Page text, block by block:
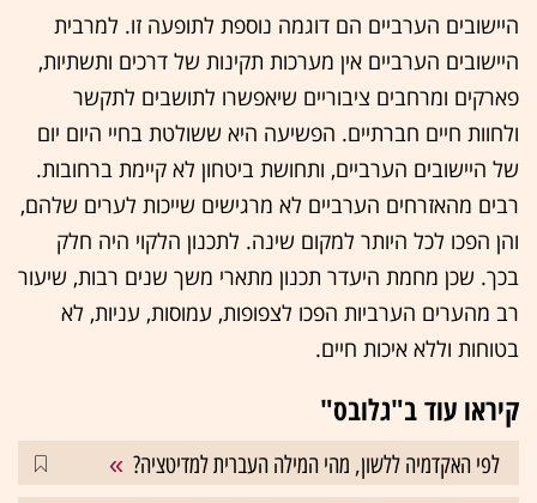
היישובים הערביים הם דוגמה נוספת לתופעה זו. למרבית
היישובים הערביים אין מערכות תקינות של דרכים ותשתיות,
פארקים ומרחבים ציבוריים שיאפשרו לתושבים לתקשר
ולחוות חיים חברתיים. הפשיעה היא ששולטת בחיי היום יום
של היישובים הערביים, ותחושת ביטחון לא קיימת ברחובות.
רבים מהאזרחים הערביים לא מרגישים שייכות לערים שלהם,
והן הפכו לכל היותר למקום שינה. לתכנון הלקוי היה חלק
בכך. שכן מחמת היעדר תכנון מתארי משך שנים רבות, שיעור
רב מהערים הערביות הפכו לצפופות, עמוסות, עניות, לא
בטוחות וללא איכות חיים.
קיראו עוד ב"גלובס"
לפי האקדמיה ללשון, מהי המילה העברית למדיטציה?